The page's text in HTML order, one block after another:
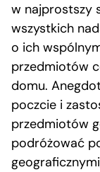
w najprostszy
wszystkich
o ich
przedmiotów
domu.
poczcie i
przedmiotów
podróżować